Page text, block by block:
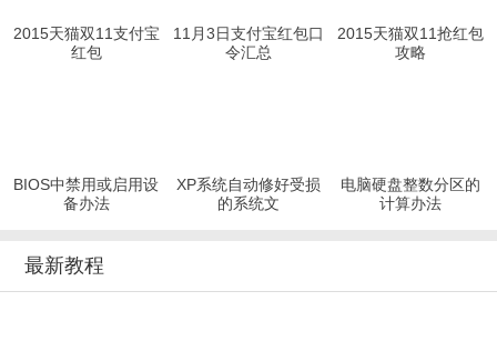
2015天猫双11支付宝
红包
11月3日支付宝红包口
令汇总
2015天猫双11抢红包
攻略
BIOS中禁用或启用设
备办法
XP系统自动修好受损
的系统文
电脑硬盘整数分区的
计算办法
最新教程